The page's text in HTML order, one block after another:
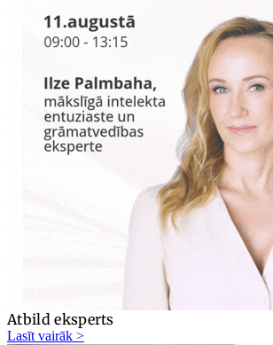
Atbild eksperts
Lasīt vairāk >